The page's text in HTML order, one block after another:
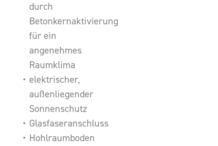
durch
Betonkernaktivierung
für ein
angenehmes
Raumklima
elektrischer,
außenliegender
Sonnenschutz
Glasfaseranschluss
Hohlraumboden